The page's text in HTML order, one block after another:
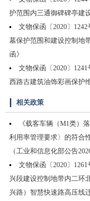
护范围内三通御碑碑亭建
文物保函〔2020〕
墓保护范围和建设控制地
函》
文物保函〔2020〕
西路古建筑油饰彩画保护
相关政策
《载客车辆（M1类）
利用率管理要求〉的符合
（工业和信息化部公告
文物保函〔2020〕
兴段建设控制地带内二环
兴路）智慧快速路高压线